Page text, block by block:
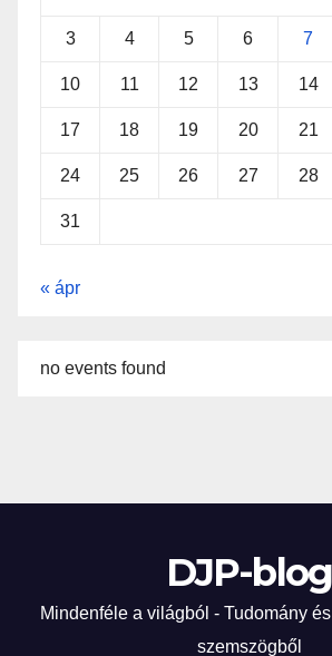
3 4 5 6 7
10 11 12 13 14
17 18 19 20 21
24 25 26 27 28
31
« ápr
no events found
DJP-blog
Mindenféle a világból - Tudomány
szemszögből